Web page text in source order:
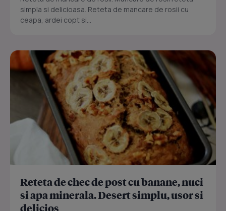
simpla si delicioasa. Reteta de mancare de rosii cu
ceapa, ardei copt si...
Reteta de chec de post cu banane, nuci
si apa minerala. Desert simplu, usor si
delicios